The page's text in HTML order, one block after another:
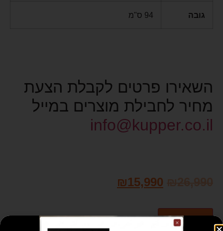
גובה 94 ס"מ
השאירו פרטים לקבלת הצעת
מחיר לחבילת מוצרים במייל
info@kupper.co.il
₪15,990
הוספה לסל